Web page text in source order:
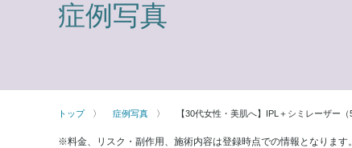
症例写真
トップ 症例写真 【30代女性・美肌へ】IPL＋シミレーザー（
※料金、リスク・副作用、施術内容は登録時点での情報となります